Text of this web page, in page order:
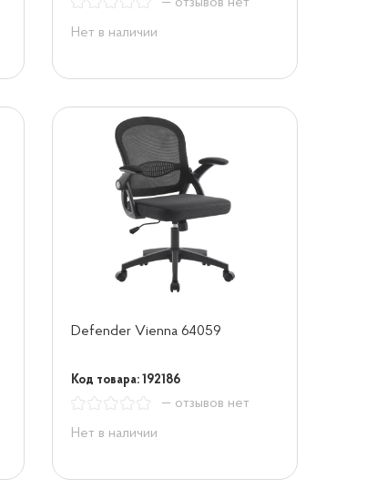
Нет в наличии
Defender Vienna 64059
Код товара: 192186
— отзывов нет
Нет в наличии